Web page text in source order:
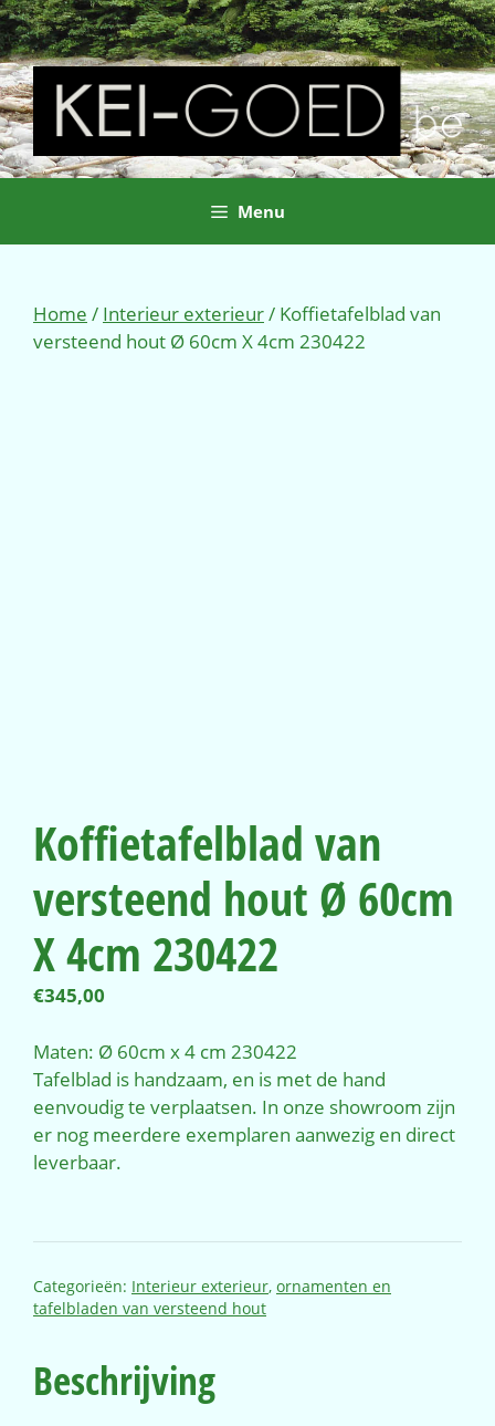
Ga
naar
de
inhoud
Menu
Home / Interieur exterieur/ Koffietafelblad van
versteend hout Ø 60cm X 4cm 230422
Koffietafelblad van
versteend hout Ø 60cm
X 4cm 230422
€345,00
Maten: Ø 60cm x 4 cm 230422
Tafelblad is handzaam, en is met de hand
eenvoudig te verplaatsen. In onze showroom zijn
er nog meerdere exemplaren aanwezig en direct
leverbaar.
Categorieën: Interieur exterieur, ornamenten en
tafelbladen van versteend hout
Beschrijving